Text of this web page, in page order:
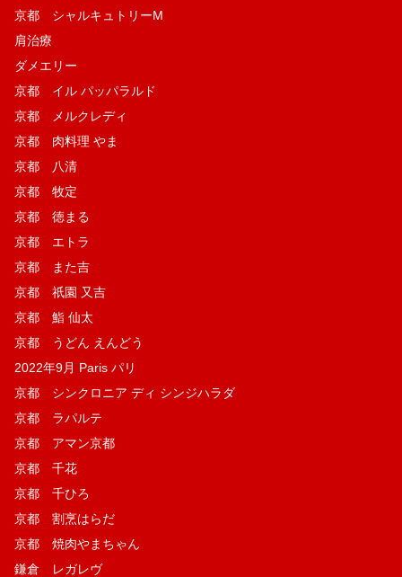
京都 シャルキュトリーM
肩治療
ダメエリー
京都 イル パッパラルド
京都 メルクレディ
京都 肉料理 やま
京都 八清
京都 牧定
京都 徳まる
京都 エトラ
京都 また吉
京都 祇園 又吉
京都 鮨 仙太
京都 うどん えんどう
2022年9月 Paris パリ
京都 シンクロニア ディ シンジハラダ
京都 ラパルテ
京都 アマン京都
京都 千花
京都 千ひろ
京都 割烹はらだ
京都 焼肉やまちゃん
鎌倉 レガレヴ